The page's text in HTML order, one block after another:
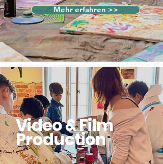
Mehr erfahren >>
Video & Film
Production